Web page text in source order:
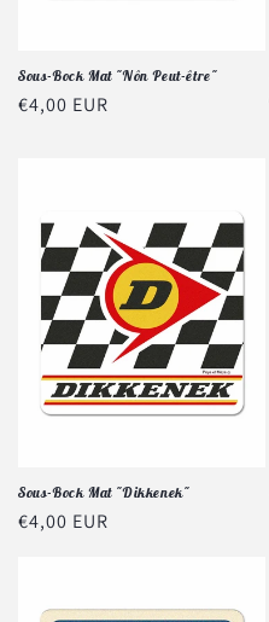
Sous-Bock Mat "Nôn Peut-être"
Prix
€4,00 EUR
Sous-Bock Mat "Dikkenek"
Prix
€4,00 EUR